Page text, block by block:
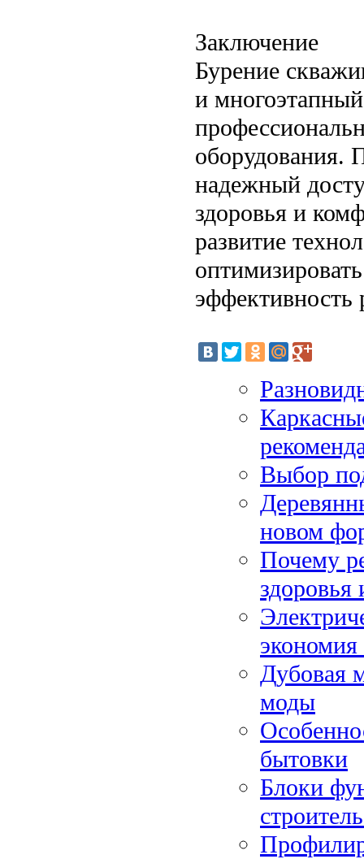
Заключение
Бурение
и
оборудования.
надежный
здоровья и
развитие
эффективность
Выбор
новом
Почему
Дубовая
моды
бытовки
Блоки